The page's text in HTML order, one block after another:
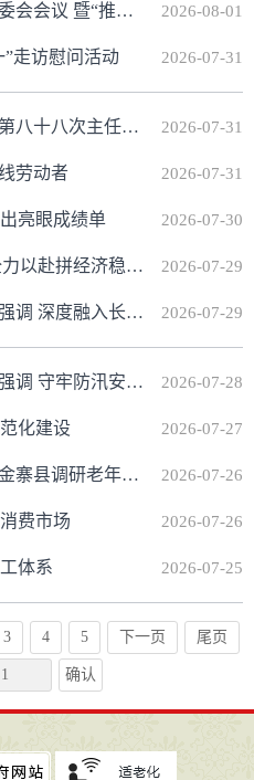
提升城市品质”专题协商会召开 2026-08-01
走访慰问活动 2026-07-31
十八次主任会议 2026-07-31
劳动者 2026-07-31
亮眼成绩单 2026-07-30
发展 确保完成全年目标任务 2026-07-29
推动科技创新与产业创新深度融合 2026-07-29
切实维护群众生命安全、社会大局稳定 2026-07-28
化建设 2026-07-27
年人健康素养提升工作 2026-07-26
费市场 2026-07-26
体系 2026-07-25
3 4 5 下一页 尾页
确认